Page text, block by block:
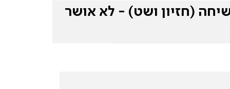
(חזיון ושט) - לא אושר